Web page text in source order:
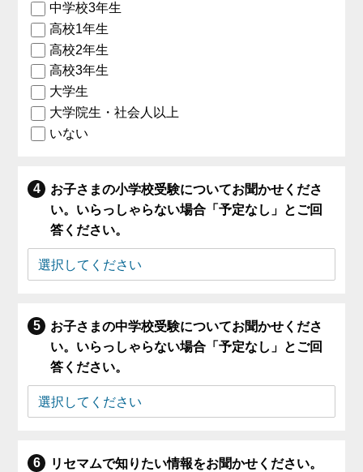
中学校3年生
高校1年生
高校2年生
高校3年生
大学生
大学院生・社会人以上
いない
お子さまの小学校受験についてお聞かせくださ
い。いらっしゃらない場合「予定なし」とご回
答ください。
お子さまの中学校受験についてお聞かせくださ
い。いらっしゃらない場合「予定なし」とご回
答ください。
リセマムで知りたい情報をお聞かせください。